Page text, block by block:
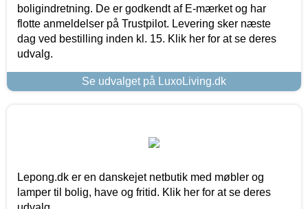
boligindretning. De er godkendt af E-mærket og har
flotte anmeldelser på Trustpilot. Levering sker næste
dag ved bestilling inden kl. 15. Klik her for at se deres
udvalg.
Se udvalget på LuxoLiving.dk
Lepong.dk er en danskejet netbutik med møbler og
lamper til bolig, have og fritid. Klik her for at se deres